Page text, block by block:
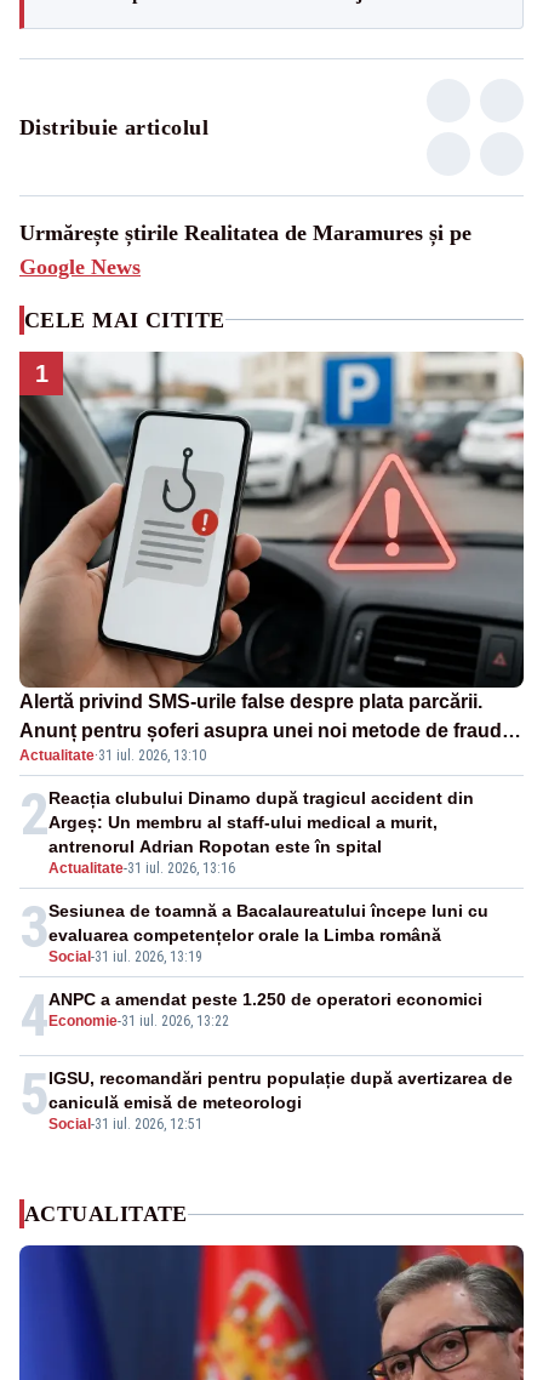
Distribuie articolul
Urmărește știrile Realitatea de Maramures și pe
Google News
CELE MAI CITITE
1
Alertă privind SMS-urile false despre plata parcării.
Anunț pentru șoferi asupra unei noi metode de fraudă
online
Actualitate·31 iul. 2026, 13:10
2
Actualitate-31 iul. 2026, 13:16
Reacția clubului Dinamo după tragicul accident din
Argeș: Un membru al staff-ului medical a murit,
antrenorul Adrian Ropotan este în spital
3Social -31 iul. 2026, 13:19
Sesiunea de toamnă a Bacalaureatului începe luni cu
evaluarea competențelor orale la Limba română
4 Economie-31 iul. 2026, 13:22
ANPC a amendat peste 1.250 de operatori economici
5Social -31 iul. 2026, 12:51
IGSU, recomandări pentru populație după avertizarea de
caniculă emisă de meteorologi
ACTUALITATE